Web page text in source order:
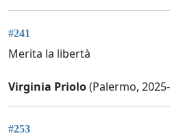
#241
Merita la libertà
Virginia Priolo(Palermo,
#253